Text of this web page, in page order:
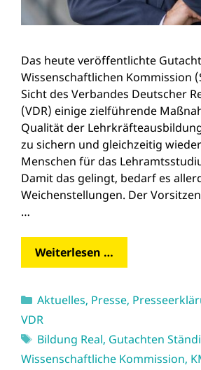
Das heute veröffentlichte
Wissenschaftlichen Kommission
Sicht des Verbandes Deutscher
(VDR) einige zielführende
Qualität der
zu sichern und gleichzeitig
Menschen für das
Damit das gelingt, bedarf es
Weichenstellungen. Der
…
Weiterlesen …
Kategorien
Aktuelles, Presse,
VDR
Schlagwörter
Bildung Real, Gutachten
Wissenschaftliche Kommission,